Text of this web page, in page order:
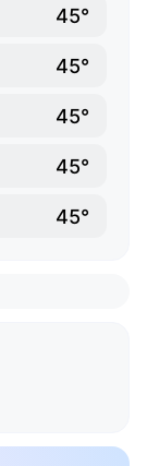
45°
45°
45°
45°
45°